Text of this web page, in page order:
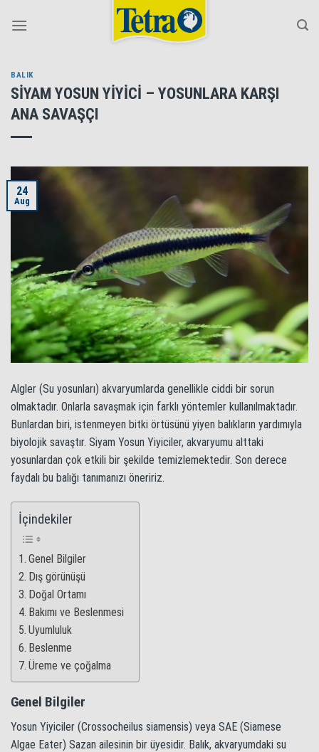
BALIK
SİYAM YOSUN YİYİCİ – YOSUNLARA KARŞI
ANA SAVAŞÇI
24
Aug
Algler (Su yosunları) akvaryumlarda genellikle ciddi bir sorun
olmaktadır. Onlarla savaşmak için farklı yöntemler kullanılmaktadır.
Bunlardan biri, istenmeyen bitki örtüsünü yiyen balıkların yardımıyla
biyolojik savaştır. Siyam Yosun Yiyiciler, akvaryumu alttaki
yosunlardan çok etkili bir şekilde temizlemektedir. Son derece
faydalı bu balığı tanımanızı öneririz.
İçindekiler
Genel Bilgiler
Dış görünüşü
Doğal Ortamı
Bakımı ve Beslenmesi
Uyumluluk
Beslenme
Üreme ve çoğalma
Genel Bilgiler
Yosun Yiyiciler (Crossocheilus siamensis) veya SАЕ (Siamese
Algae Eater) Sazan ailesinin bir üyesidir. Balık, akvaryumdaki su